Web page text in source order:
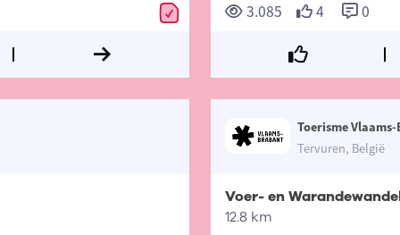
3.085 4 0
Toerisme
Tervuren, België
Voer- en
12.8 km